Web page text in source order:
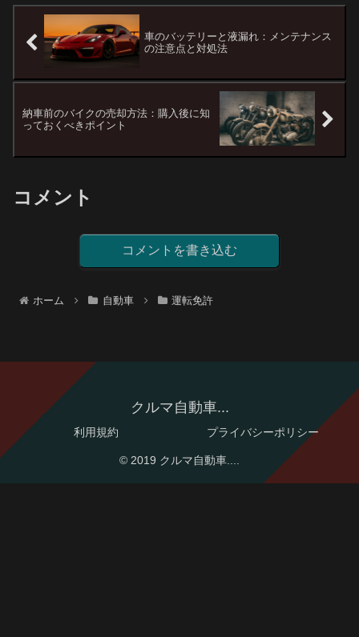
車のバッテリーと液漏れ：メンテナンス
の注意点と対処法
納車前のバイクの売却方法：購入後に知
っておくべきポイント
コメント
コメントを書き込む
ホーム 自動車 運転免許
クルマ自動車...
利用規約 プライバシーポリシー
© 2019 クルマ自動車....